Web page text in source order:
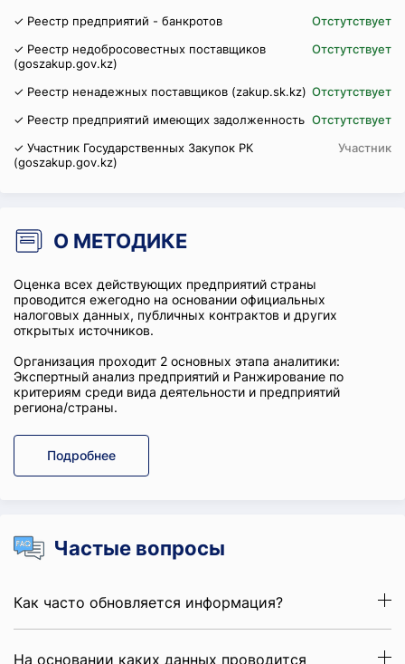
✓ Реестр предприятий - банкротов
Отстутствует
✓ Реестр недобросовестных поставщиков
(goszakup.gov.kz)
Отстутствует
✓ Реестр ненадежных поставщиков (zakup.sk.kz) Отстутствует
✓ Реестр предприятий имеющих задолженность Отстутствует
✓ Участник Государственных Закупок РК
(goszakup.gov.kz)
Участник
О МЕТОДИКЕ
Оценка всех действующих предприятий страны
проводится ежегодно на основании официальных
налоговых данных, публичных контрактов и других
открытых источников.
Организация проходит 2 основных этапа аналитики:
Экспертный анализ предприятий и Ранжирование по
критериям среди вида деятельности и предприятий
региона/страны.
Подробнее
Частые вопросы
Как часто обновляется информация?
На основании каких данных проводится